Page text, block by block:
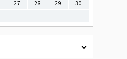
27 28 29
30